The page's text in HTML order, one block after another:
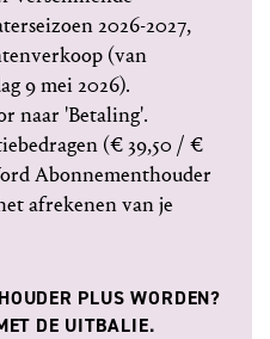
2026-2027,
(van
9 mei 2026).
naar 'Betaling'.
(€ 39,50 / €
Abonnementhouder
afrekenen van je
PLUS WORDEN?
DE UITBALIE.